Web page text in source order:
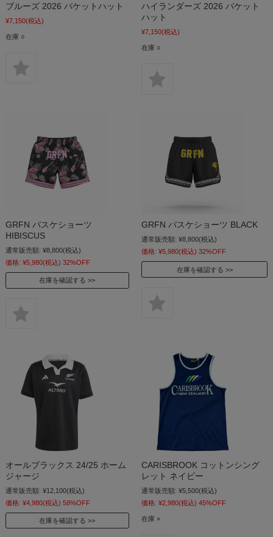
ブルーズ 2026 バケットハット
¥7,150(税込)
在庫 ○
ハイランダーズ 2026 バケット
ハット
¥7,150(税込)
在庫 ○
GRFN バスケショーツ
HIBISCUS
通常販売額: ¥8,800(税込)
価格: ¥5,980(税込) 32%OFF
在庫を確認する
GRFN バスケショーツ BLACK
通常販売額: ¥8,800(税込)
価格: ¥5,980(税込) 32%OFF
在庫を確認する
オールブラックス 24/25 ホーム
ジャージ
通常販売額: ¥12,100(税込)
価格: ¥4,980(税込) 58%OFF
在庫を確認する
CARISBROOK コットンシング
レット ネイビー
通常販売額: ¥5,500(税込)
価格: ¥2,980(税込) 45%OFF
在庫 ×